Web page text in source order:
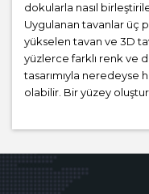
dokularla nasıl
Uygulanan tavanlar üç
yükselen tavan ve 3D
yüzlerce farklı renk ve
tasarımıyla neredeyse
olabilir. Bir yüzey